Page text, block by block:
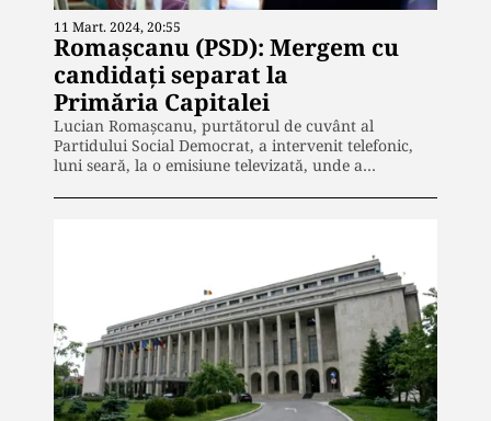
11 Mart. 2024, 20:55
Romașcanu (PSD): Mergem cu
candidați separat la
Primăria Capitalei
Lucian Romașcanu, purtătorul de cuvânt al
Partidului Social Democrat, a intervenit telefonic,
luni seară, la o emisiune televizată, unde a…